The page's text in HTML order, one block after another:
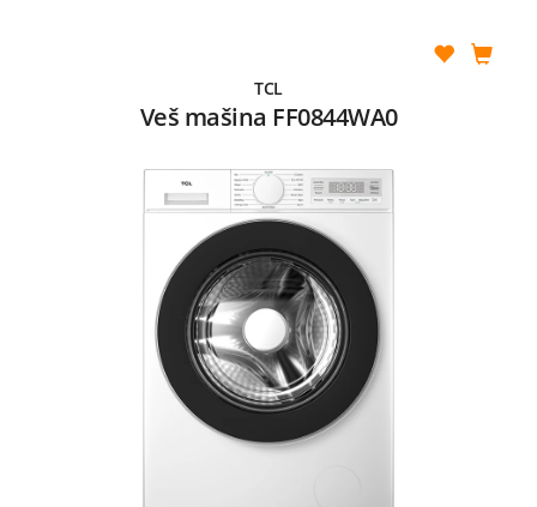
TCL
Veš mašina FF0844WA0